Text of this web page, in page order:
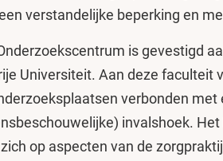
verstandelijke beperking en
is gevestigd
Universiteit. Aan deze faculteit
verbonden met
invalshoek.
op aspecten van de